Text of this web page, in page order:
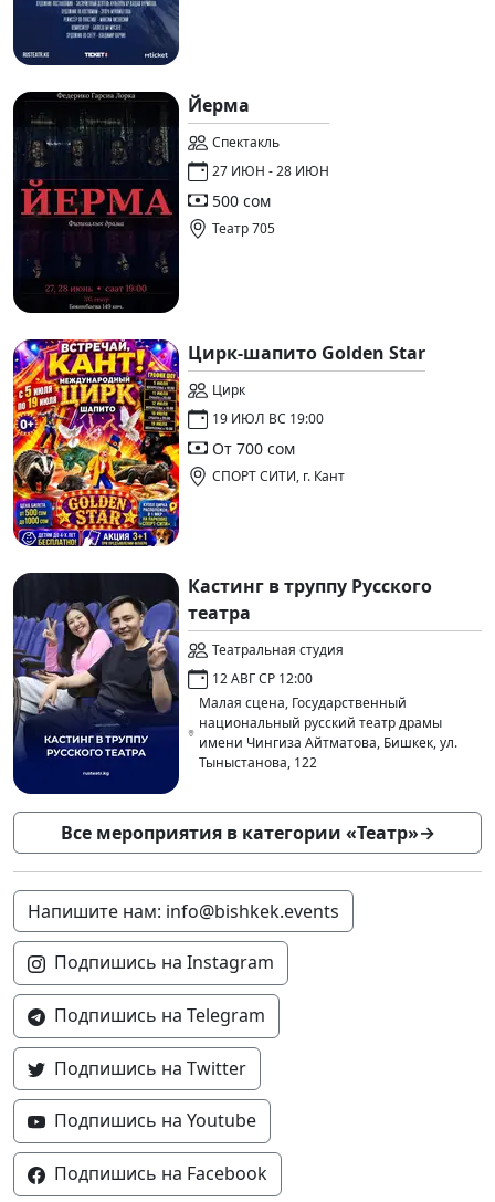
Йерма
Спектакль
27 ИЮН - 28 ИЮН
500 сом
Театр 705
Цирк-шапито Golden Star
Цирк
19 ИЮЛ ВС 19:00
От 700 сом
СПОРТ СИТИ, г. Кант
Кастинг в труппу Русского
театра
Театральная студия
12 АВГ СР 12:00
Малая сцена, Государственный
национальный русский театр драмы
имени Чингиза Айтматова, Бишкек, ул.
Тыныстанова, 122
Все мероприятия в категории «Театр»→
Напишите нам: info@bishkek.events
Подпишись на Instagram
Подпишись на Telegram
Подпишись на Twitter
Подпишись на Youtube
Подпишись на Facebook